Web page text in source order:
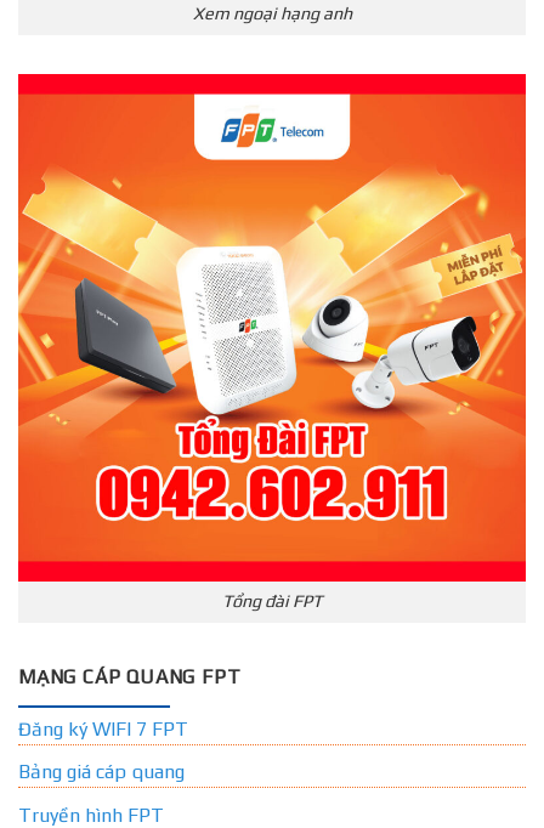
Xem ngoại hạng anh
Tổng đài FPT
MẠNG CÁP QUANG FPT
Đăng ký WIFI 7 FPT
Bảng giá cáp quang
Truyền hình FPT